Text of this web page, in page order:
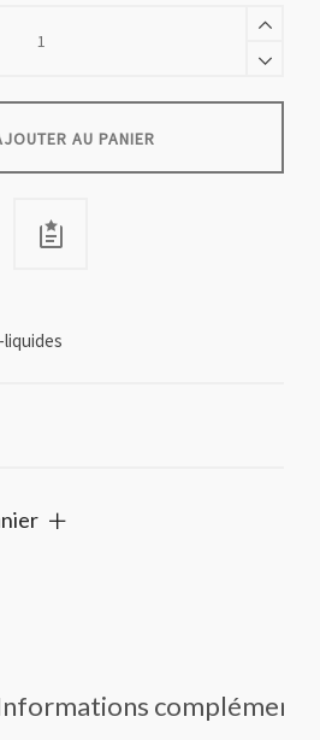
AU PANIER
liquides